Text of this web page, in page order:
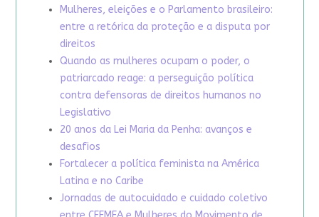
Mulheres, eleições e o Parlamento brasileiro:
entre a retórica da proteção e a disputa por
direitos
Quando as mulheres ocupam o poder, o
patriarcado reage: a perseguição política
contra defensoras de direitos humanos no
Legislativo
20 anos da Lei Maria da Penha: avanços e
desafios
Fortalecer a política feminista na América
Latina e no Caribe
Jornadas de autocuidado e cuidado coletivo